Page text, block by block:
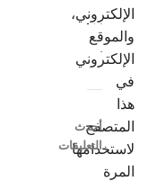
الإلكتروني،
والموقع
الإلكتروني
في
هذا
المتصفح
لاستخدامها
المرة
أحدث
التعليقات